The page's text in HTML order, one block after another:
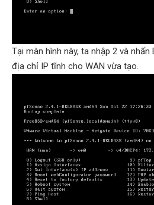
Tại màn hình này, ta nhập 2 và
địa chỉ IP tĩnh cho WAN vừa tạo.